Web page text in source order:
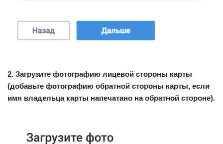
2. Загрузите фотографию лицевой стороны карты
(добавьте фотографию обратной стороны карты, если
имя владельца карты напечатано на обратной стороне).